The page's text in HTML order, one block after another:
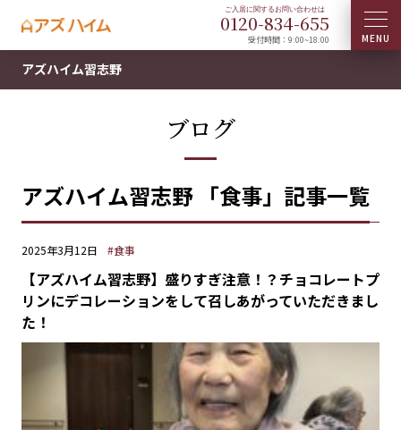
0120-834-655
受付時間：9:00~18:00
アズハイム習志野
ブログ
アズハイム習志野 「食事」記事一覧
2025年3月12日 #食事
【アズハイム習志野】盛りすぎ注意！？チョコレートプ
リンにデコレーションをして召しあがっていただきまし
た！